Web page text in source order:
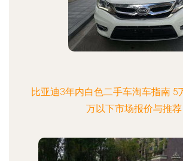
比亚迪3年内白色二手车淘车指南 5
万以下市场报价与推荐